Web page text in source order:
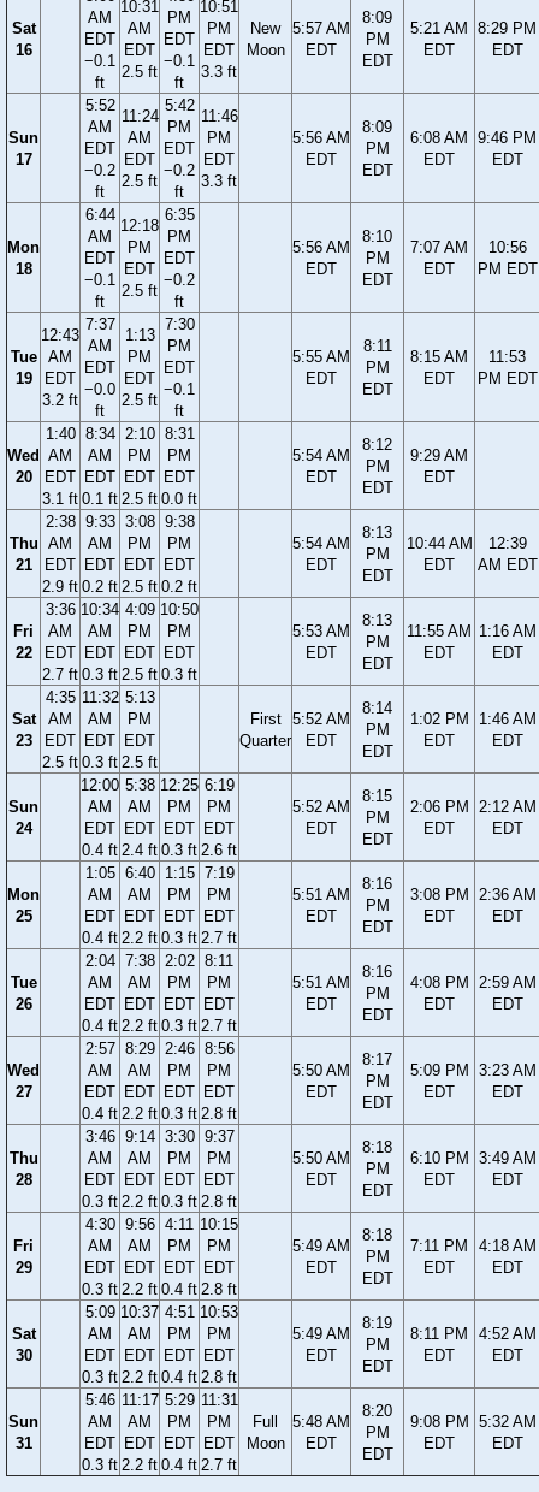
Sat
16
AM
EDT
−0.1
ft
10:31
AM
EDT
2.5 ft
PM
EDT
−0.1
ft
10:51
PM
EDT
3.3 ft
New
Moon
5:57 AM
EDT
8:09
PM
EDT
5:21 AM
EDT
8:29 PM
EDT
Sun
17
5:52
AM
EDT
−0.2
ft
11:24
AM
EDT
2.5 ft
5:42
PM
EDT
−0.2
ft
11:46
PM
EDT
3.3 ft
5:56 AM
EDT
8:09
PM
EDT
6:08 AM
EDT
9:46 PM
EDT
Mon
18
6:44
AM
EDT
−0.1
ft
12:18
PM
EDT
2.5 ft
6:35
PM
EDT
−0.2
ft
5:56 AM
EDT
8:10
PM
EDT
7:07 AM
EDT
10:56
PM EDT
Tue
19
12:43
AM
EDT
3.2 ft
7:37
AM
EDT
−0.0
ft
1:13
PM
EDT
2.5 ft
7:30
PM
EDT
−0.1
ft
5:55 AM
EDT
8:11
PM
EDT
8:15 AM
EDT
11:53
PM EDT
Wed
20
1:40
AM
EDT
3.1 ft
8:34
AM
EDT
0.1 ft
2:10
PM
EDT
2.5 ft
8:31
PM
EDT
0.0 ft
5:54 AM
EDT
8:12
PM
EDT
9:29 AM
EDT
Thu
21
2:38
AM
EDT
2.9 ft
9:33
AM
EDT
0.2 ft
3:08
PM
EDT
2.5 ft
9:38
PM
EDT
0.2 ft
5:54 AM
EDT
8:13
PM
EDT
10:44 AM
EDT
12:39
AM EDT
Fri
22
3:36
AM
EDT
2.7 ft
10:34
AM
EDT
0.3 ft
4:09
PM
EDT
2.5 ft
10:50
PM
EDT
0.3 ft
5:53 AM
EDT
8:13
PM
EDT
11:55 AM
EDT
1:16 AM
EDT
Sat
23
4:35
AM
EDT
2.5 ft
11:32
AM
EDT
0.3 ft
5:13
PM
EDT
2.5 ft
First
Quarter
5:52 AM
EDT
8:14
PM
EDT
1:02 PM
EDT
1:46 AM
EDT
Sun
24
12:00
AM
EDT
0.4 ft
5:38
AM
EDT
2.4 ft
12:25
PM
EDT
0.3 ft
6:19
PM
EDT
2.6 ft
5:52 AM
EDT
8:15
PM
EDT
2:06 PM
EDT
2:12 AM
EDT
Mon
25
1:05
AM
EDT
0.4 ft
6:40
AM
EDT
2.2 ft
1:15
PM
EDT
0.3 ft
7:19
PM
EDT
2.7 ft
5:51 AM
EDT
8:16
PM
EDT
3:08 PM
EDT
2:36 AM
EDT
Tue
26
2:04
AM
EDT
0.4 ft
7:38
AM
EDT
2.2 ft
2:02
PM
EDT
0.3 ft
8:11
PM
EDT
2.7 ft
5:51 AM
EDT
8:16
PM
EDT
4:08 PM
EDT
2:59 AM
EDT
Wed
27
2:57
AM
EDT
0.4 ft
8:29
AM
EDT
2.2 ft
2:46
PM
EDT
0.3 ft
8:56
PM
EDT
2.8 ft
5:50 AM
EDT
8:17
PM
EDT
5:09 PM
EDT
3:23 AM
EDT
Thu
28
3:46
AM
EDT
0.3 ft
9:14
AM
EDT
2.2 ft
3:30
PM
EDT
0.3 ft
9:37
PM
EDT
2.8 ft
5:50 AM
EDT
8:18
PM
EDT
6:10 PM
EDT
3:49 AM
EDT
Fri
29
4:30
AM
EDT
0.3 ft
9:56
AM
EDT
2.2 ft
4:11
PM
EDT
0.4 ft
10:15
PM
EDT
2.8 ft
5:49 AM
EDT
8:18
PM
EDT
7:11 PM
EDT
4:18 AM
EDT
Sat
30
5:09
AM
EDT
0.3 ft
10:37
AM
EDT
2.2 ft
4:51
PM
EDT
0.4 ft
10:53
PM
EDT
2.8 ft
5:49 AM
EDT
8:19
PM
EDT
8:11 PM
EDT
4:52 AM
EDT
Sun
31
5:46
AM
EDT
0.3 ft
11:17
AM
EDT
2.2 ft
5:29
PM
EDT
0.4 ft
11:31
PM
EDT
2.7 ft
Full
Moon
5:48 AM
EDT
8:20
PM
EDT
9:08 PM
EDT
5:32 AM
EDT